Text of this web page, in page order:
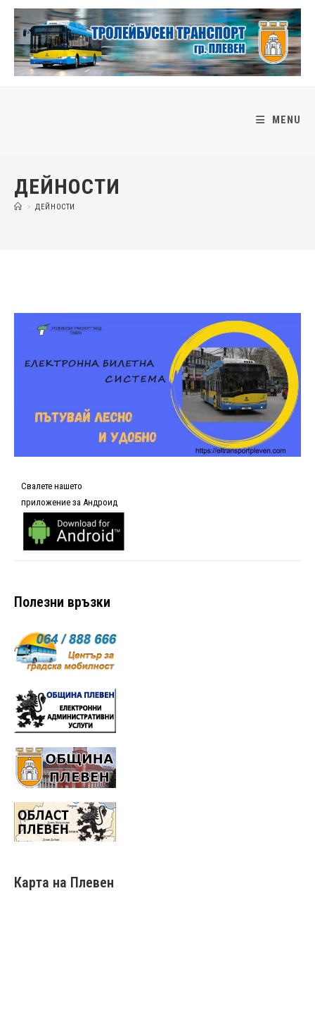
Skip
content
MENU
ДЕЙНОСТИ
> ДЕЙНОСТИ
Свалете нашето
приложение за Андроид
Полезни връзки
Карта на Плевен